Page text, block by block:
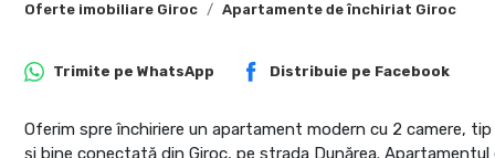
Oferte imobiliare Giroc Apartamente de închiriat Giroc
Trimite pe WhatsApp Distribuie pe Facebook
Oferim spre închiriere un apartament modern cu 2 camere,
și bine conectată din Giroc, pe strada Dunărea.